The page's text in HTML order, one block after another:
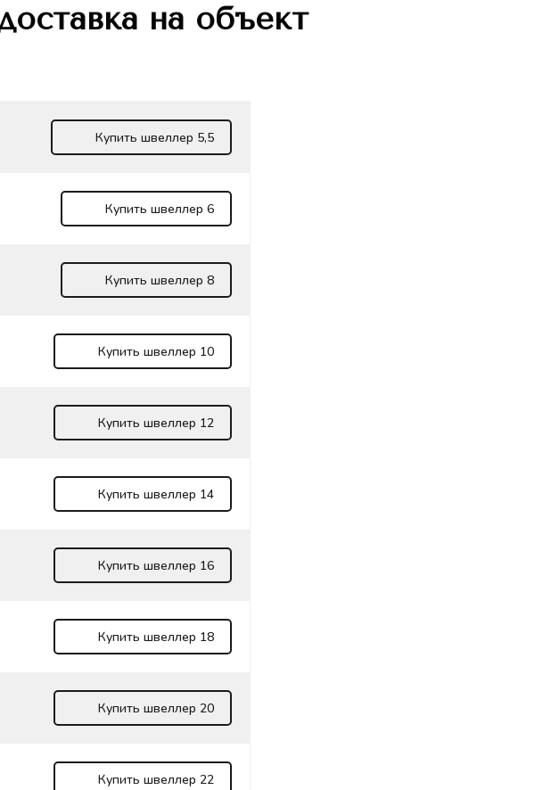
на объект
Купить швеллер 5,5
Купить швеллер 6
Купить швеллер 8
Купить швеллер 10
Купить швеллер 12
Купить швеллер 14
Купить швеллер 16
Купить швеллер 18
Купить швеллер 20
Купить швеллер 22